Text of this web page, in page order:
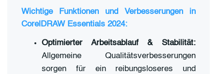
Wichtige Funktionen und Verbesserungen in
CorelDRAW Essentials 2024:
Optimierter Arbeitsablauf & Stabilität:
Allgemeine Qualitätsverbesserungen
sorgen für ein reibungsloseres und